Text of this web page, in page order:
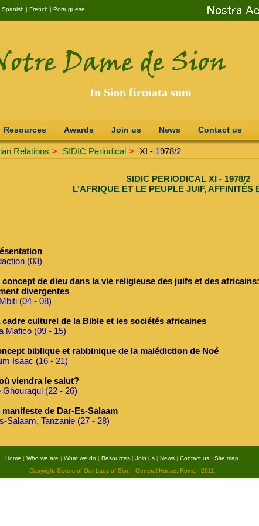
Spanish | French | Portuguese
In Sion firmata sum
Resources Awards Join us News Contact us
Relations > SIDIC Periodical > XI - 1978/2
SIDIC PERIODICAL XI - 1978/2
L’AFRIQUE ET LE PEUPLE JUIF, AFFINITÉS
(03)
concept de dieu dans la vie religieuse des juifs et des
divergentes
(04 - 08)
cadre culturel de la Bible et les sociétés africaines
Mafico (09 - 15)
biblique et rabbinique de la malédiction de Noé
Isaac (16 - 21)
viendra le salut?
Ghouraqui (22 - 26)
manifeste de Dar-Es-Salaam
Salaam, Tanzanie (27 - 28)
Home | Who we are | What we do | Resources | Join us | News | Contact us | Site map
Copyright Sisters of Our Lady of Sion - General House, Rome - 2011